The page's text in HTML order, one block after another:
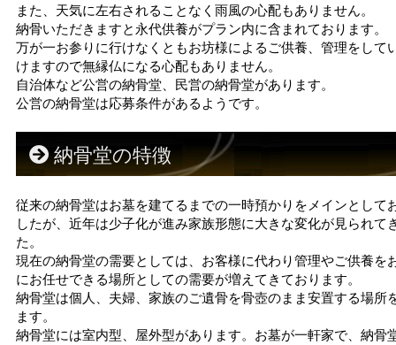
また、天気に左右されることなく雨風の心配もありません。
納骨いただきますと永代供養がプラン内に含まれております。
万が一お参りに行けなくともお坊様によるご供養、管理をして
けますので無縁仏になる心配もありません。
自治体など公営の納骨堂、民営の納骨堂があります。
公営の納骨堂は応募条件があるようです。
納骨堂の特徴
従来の納骨堂はお墓を建てるまでの一時預かりをメインとして
したが、近年は少子化が進み家族形態に大きな変化が見られて
た。
現在の納骨堂の需要としては、お客様に代わり管理やご供養を
にお任せできる場所としての需要が増えてきております。
納骨堂は個人、夫婦、家族のご遺骨を骨壺のまま安置する場所
ます。
納骨堂には室内型、屋外型があります。お墓が一軒家で、納骨